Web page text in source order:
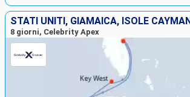
STATI UNITI, GIAMAICA, ISOLE CAYMAN
8 giorni, Celebrity Apex